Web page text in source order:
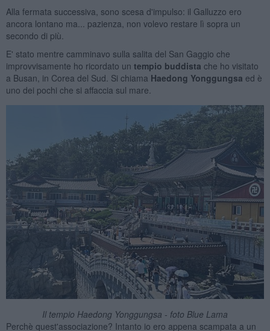
Alla fermata successiva, sono scesa d'impulso: il Galluzzo ero
ancora lontano ma... pazienza, non volevo restare lì sopra un
secondo di più.
E' stato mentre camminavo sulla salita del San Gaggio che
improvvisamente ho ricordato un tempio buddista che ho visitato
a Busan, in Corea del Sud. Si chiama Haedong Yonggungsa ed è
uno dei pochi che si affaccia sul mare.
Il tempio Haedong Yonggungsa - foto Blue Lama
Perchè quest'associazione? Intanto io ero appena scampata a un